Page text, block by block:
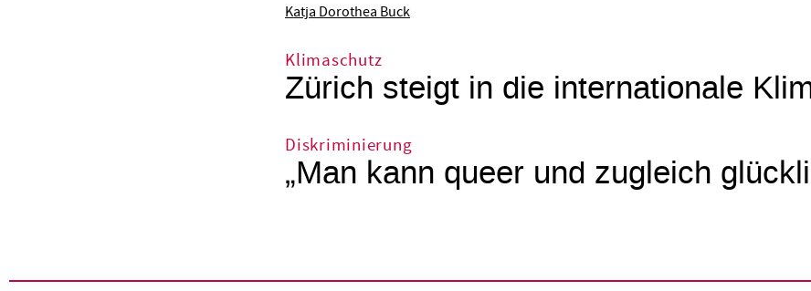
Katja Dorothea Buck
Klimaschutz
Zürich steigt in die internationale
Diskriminierung
„Man kann queer und zugleich